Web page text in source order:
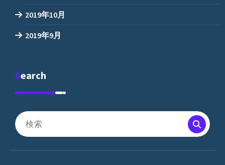
2019年10月
2019年9月
Search
検
索
象: